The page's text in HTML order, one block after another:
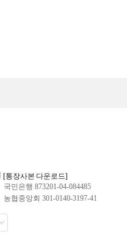
[통장사본 다운로드]
국민은행 873201-04-084485
농협중앙회 301-0140-3197-41